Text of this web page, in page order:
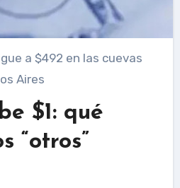
a $492 en las cuevas
Aires
$1: qué
“otros”